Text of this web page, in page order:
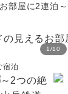
部屋に2連泊～
1 /10
宿泊